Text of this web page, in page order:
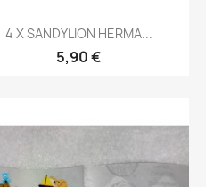
4 X SANDYLION HERMA...
5,90 €